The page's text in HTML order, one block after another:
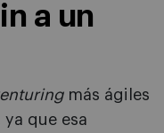
a un
más ágiles
ya que esa